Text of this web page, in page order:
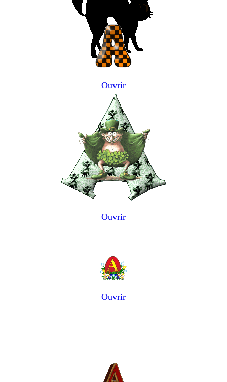
Ouvrir
Ouvrir
Ouvrir